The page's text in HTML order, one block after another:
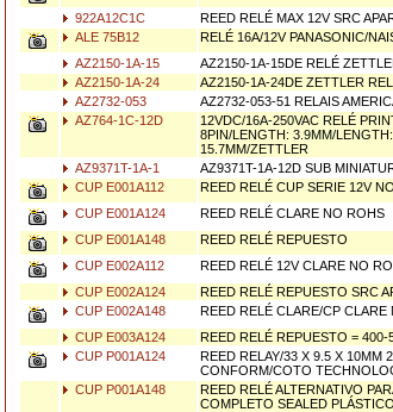
922A12C1C
REED RELÉ MAX 12V SRC
ALE 75B12
RELÉ 16A/12V PANASONIC/
AZ2150-1A-15
AZ2150-1A-15DE RELÉ
AZ2150-1A-24
AZ2150-1A-24DE ZETTLER
AZ2732-053
AZ2732-053-51 RELAIS
AZ764-1C-12D
12VDC/16A-250VAC RELÉ
8PIN/LENGTH: 3.9MM/
15.7MM/ZETTLER
AZ9371T-1A-1 AZ9371T-1A-12D SUB
CUP E001A112
REED RELÉ CUP SERIE 12V
CUP E001A124
REED RELÉ CLARE NO ROHS
CUP E001A148
REED RELÉ REPUESTO
CUP E002A112
REED RELÉ 12V CLARE NO
CUP E002A124
REED RELÉ REPUESTO SRC
CUP E002A148
REED RELÉ CLARE/CP CLARE
CUP E003A124
REED RELÉ REPUESTO = 400-
CUP P001A124
REED RELAY/33 X 9.5 X 10MM
CONFORM/COTO
CUP P001A148
REED RELÉ ALTERNATIVO
COMPLETO SEALED